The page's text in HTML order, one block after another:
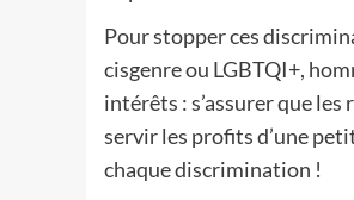
Pour stopper ces
cisgenre ou LGBTQI+,
intérêts : s’assurer que
servir les profits d’une
chaque discrimination !